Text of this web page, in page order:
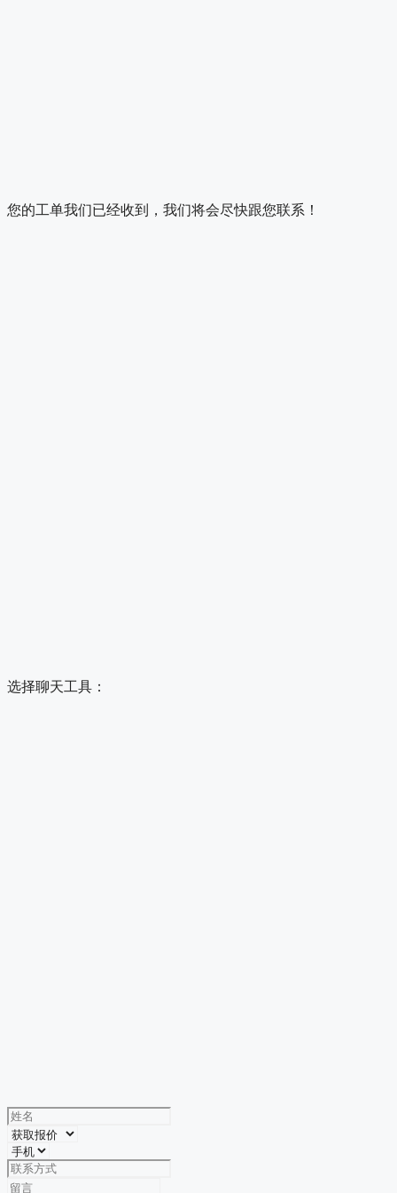
您的工单我们已经收到，我们将会尽快跟您联系！
选择聊天工具：